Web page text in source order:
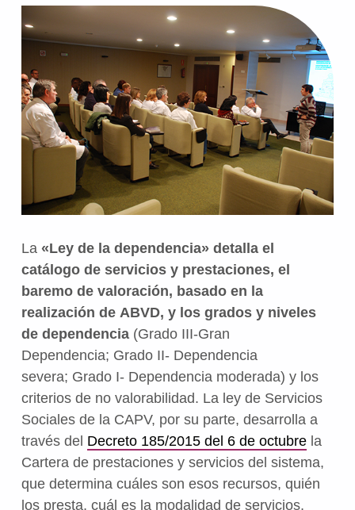
La «Ley de la dependencia» detalla el
catálogo de servicios y prestaciones, el
baremo de valoración, basado en la
realización de ABVD, y los grados y niveles
de dependencia(Grado III-Gran
Dependencia; Grado II- Dependencia
severa; Grado I- Dependencia moderada) y los
criterios de no valorabilidad. La ley de Servicios
Sociales de la CAPV, por su parte, desarrolla a
través del Decreto 185/2015 del 6 de octubre la
Cartera de prestaciones y servicios del sistema,
que determina cuáles son esos recursos, quién
los presta, cuál es la modalidad de servicios,